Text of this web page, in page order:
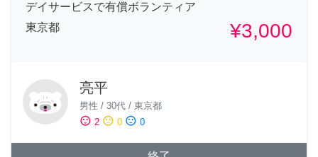
デイサービスで有償ボランティア
東京都
¥3,000
亮平
男性 / 30代 / 東京都
sentiment_satisfied 2 sentiment_neutral 0 sentiment_dissatisfied 0